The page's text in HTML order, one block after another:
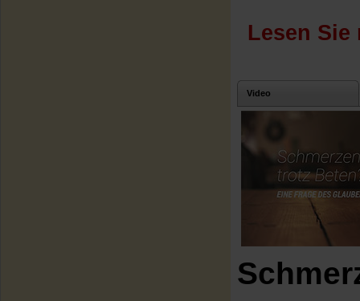
Lesen Sie
Video